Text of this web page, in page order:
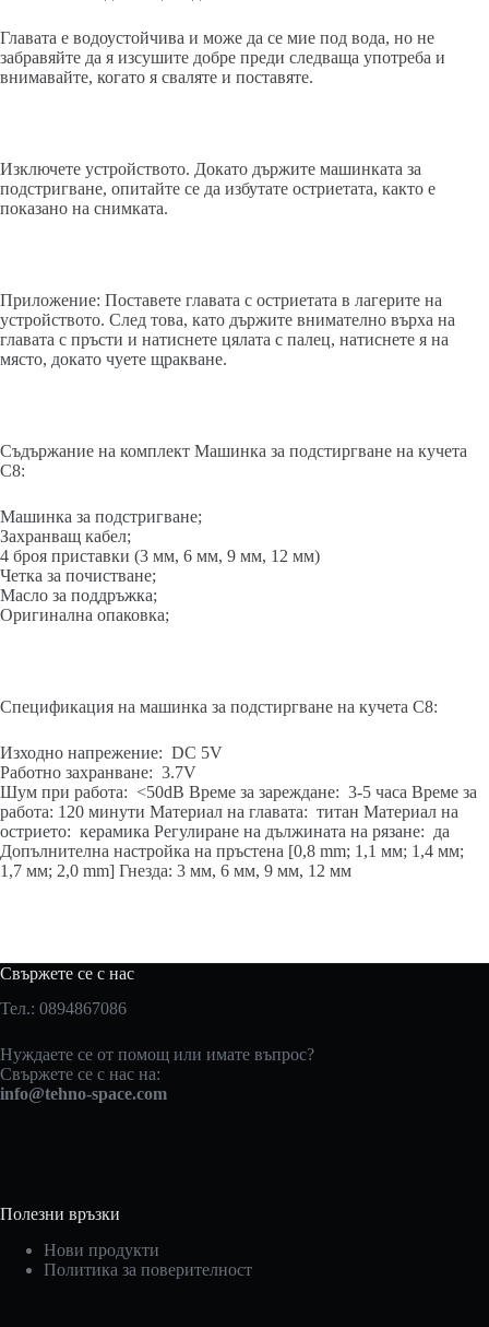
Главата е водоустойчива и може да се мие под вода, но не
забравяйте да я изсушите добре преди следваща употреба и
внимавайте, когато я сваляте и поставяте.
Изключете устройството. Докато държите машинката за
подстригване, опитайте се да избутате остриетата, както е
показано на снимката.
Приложение: Поставете главата с остриетата в лагерите на
устройството. След това, като държите внимателно върха на
главата с пръсти и натиснете цялата с палец, натиснете я на
място, докато чуете щракване.
Съдържание на комплект Машинка за подстиргване на кучета
C8:
Машинка за подстригване;
Захранващ кабел;
4 броя приставки (3 мм, 6 мм, 9 мм, 12 мм)
Четка за почистване;
Масло за поддръжка;
Оригинална опаковка;
Спецификация на машинка за подстиргване на кучета C8:
Изходно напрежение: DC 5V
Работно захранване: 3.7V
Шум при работа: <50dB Време за зареждане: 3-5 часа Време за
работа: 120 минути Материал на главата: титан Материал на
острието: керамика Регулиране на дължината на рязане: да
Допълнителна настройка на пръстена [0,8 mm; 1,1 мм; 1,4 мм;
1,7 мм; 2,0 mm] Гнезда: 3 мм, 6 мм, 9 мм, 12 мм
Свържете се с нас
Тел.: 0894867086
Нуждаете се от помощ или имате въпрос?
Свържете се с нас на:
info@tehno-space.com
Полезни връзки
Нови продукти
Политика за поверителност